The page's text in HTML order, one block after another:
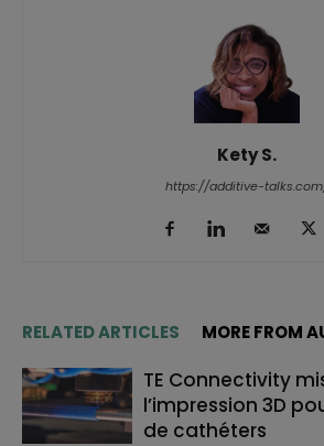
Kety S.
https://additive-
RELATED ARTICLES MORE FROM
TE Connectivity
l’impression 3D
de cathéters